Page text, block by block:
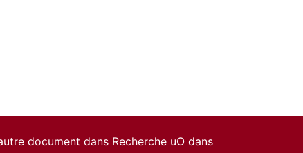
document dans Recherche uO dans